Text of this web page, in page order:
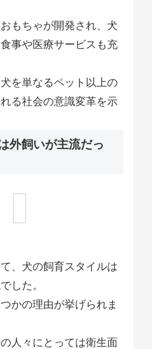
もちゃが開発され、犬
事や医療サービスも充
を単なるペット以上の
る社会の意識変革を示
外飼いが主流だっ
、犬の飼育スタイルは
した。
かの理由が挙げられま
人々にとっては衛生面